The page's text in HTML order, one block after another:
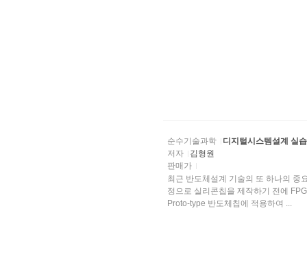
순수기술과학
디지털시스템설계 실습
저자
김형원
판매가
최근 반도체설계 기술의 또 하나의 중요
정으로 실리콘칩을 제작하기 전에
Proto-type 반도체칩에 적용하여 ...